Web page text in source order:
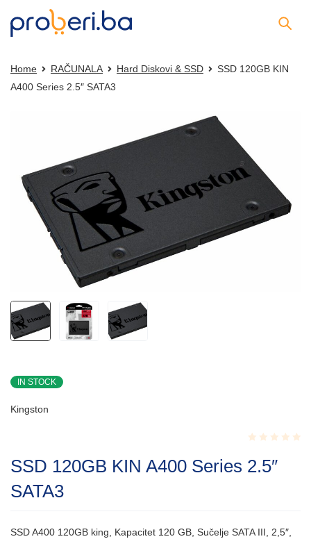
Home RAČUNALA Hard Diskovi & SSD
SSD 120GB KIN
A400 Series 2.5″ SATA3
IN STOCK
Kingston
0.001
SSD 120GB KIN A400 Series 2.5″
SATA3
SSD A400 120GB king, Kapacitet 120 GB, Sučelje SATA III, 2,5″,